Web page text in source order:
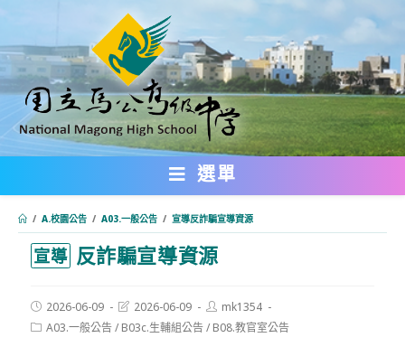
轉
主
要
內
選單
/ A.校園公告 / A03.一般公告 / 宣導反詐騙宣導資源
宣導 反詐騙宣導資源
Post
published:
2026-06-09
Post
modified:
2026-06-09
Post
author:
mk1354
PostA03.一般公告/ B03c.生輔組公告/ B08.教官室公告